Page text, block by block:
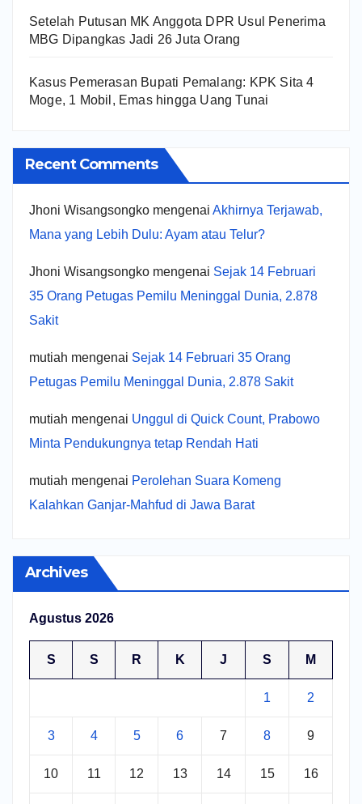
Setelah Putusan MK Anggota DPR Usul Penerima
MBG Dipangkas Jadi 26 Juta Orang
Kasus Pemerasan Bupati Pemalang: KPK Sita 4
Moge, 1 Mobil, Emas hingga Uang Tunai
Recent Comments
Jhoni Wisangsongko mengenai Akhirnya Terjawab,
Mana yang Lebih Dulu: Ayam atau Telur?
Jhoni Wisangsongko mengenai Sejak 14 Februari
35 Orang Petugas Pemilu Meninggal Dunia, 2.878
Sakit
mutiah mengenai Sejak 14 Februari 35 Orang
Petugas Pemilu Meninggal Dunia, 2.878 Sakit
mutiah mengenai Unggul di Quick Count, Prabowo
Minta Pendukungnya tetap Rendah Hati
mutiah mengenai Perolehan Suara Komeng
Kalahkan Ganjar-Mahfud di Jawa Barat
Archives
Agustus 2026
S S R K J S M
1 2
3 4 5 6 7 8 9
10 11 12 13 14 15 16